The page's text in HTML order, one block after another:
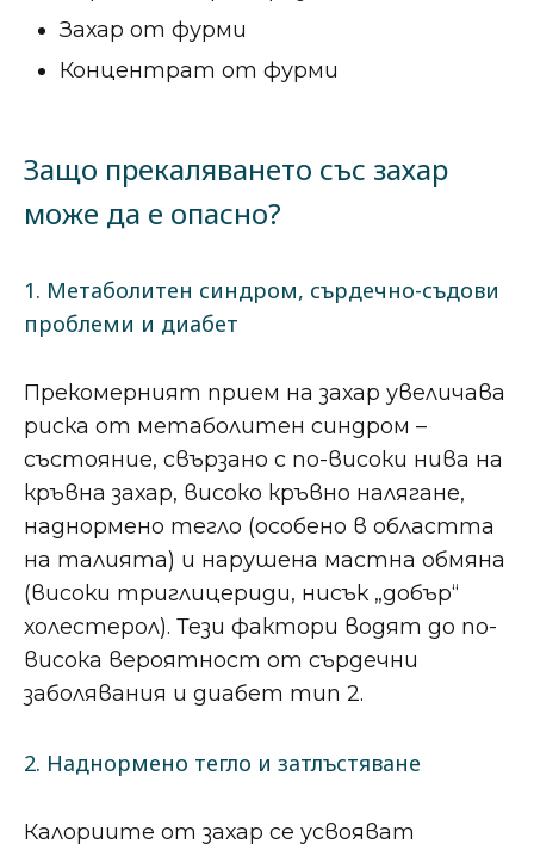
Захар от фурми
Концентрат от фурми
Защо прекаляването със захар
може да е опасно?
1. Метаболитен синдром, сърдечно-съдови
проблеми и диабет
Прекомерният прием на захар увеличава
риска от метаболитен синдром –
състояние, свързано с по-високи нива на
кръвна захар, високо кръвно налягане,
наднормено тегло (особено в областта
на талията) и нарушена мастна обмяна
(високи триглицериди, нисък „добър“
холестерол). Тези фактори водят до по-
висока вероятност от сърдечни
заболявания и диабет тип 2.
2. Наднормено тегло и затлъстяване
Калориите от захар се усвояват